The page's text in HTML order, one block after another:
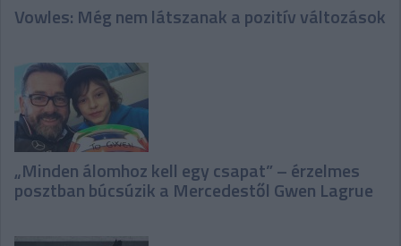
Vowles: Még nem látszanak a pozitív változások
„Minden álomhoz kell egy csapat” – érzelmes
posztban búcsúzik a Mercedestől Gwen Lagrue